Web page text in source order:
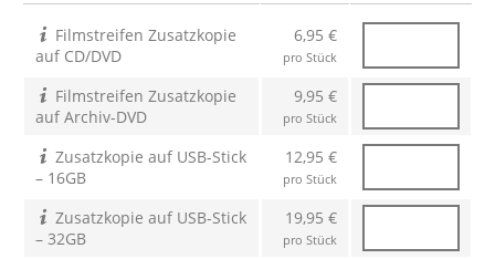
Filmstreifen Zusatzkopie
auf CD/DVD
6,95 €
pro Stück
Filmstreifen Zusatzkopie
auf Archiv-DVD
9,95 €
pro Stück
Zusatzkopie auf USB-Stick
– 16GB
12,95 €
pro Stück
Zusatzkopie auf USB-Stick
– 32GB
19,95 €
pro Stück